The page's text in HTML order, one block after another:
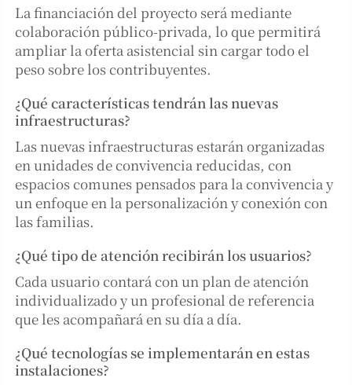
La financiación del proyecto será mediante
colaboración público-privada, lo que permitirá
ampliar la oferta asistencial sin cargar todo el
peso sobre los contribuyentes.
¿Qué características tendrán las nuevas
infraestructuras?
Las nuevas infraestructuras estarán organizadas
en unidades de convivencia reducidas, con
espacios comunes pensados para la convivencia y
un enfoque en la personalización y conexión con
las familias.
¿Qué tipo de atención recibirán los usuarios?
Cada usuario contará con un plan de atención
individualizado y un profesional de referencia
que les acompañará en su día a día.
¿Qué tecnologías se implementarán en estas
instalaciones?